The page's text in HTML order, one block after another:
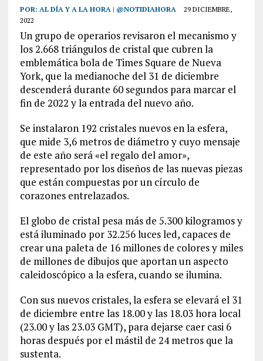
POR: AL DÍA Y A LA HORA | @NOTIDIAHORA
29 DICIEMBRE,
2022
Un grupo de operarios revisaron el mecanismo y
los 2.668 triángulos de cristal que cubren la
emblemática bola de Times Square de Nueva
York, que la medianoche del 31 de diciembre
descenderá durante 60 segundos para marcar el
fin de 2022 y la entrada del nuevo año.
Se instalaron 192 cristales nuevos en la esfera,
que mide 3,6 metros de diámetro y cuyo mensaje
de este año será «el regalo del amor»,
representado por los diseños de las nuevas piezas
que están compuestas por un círculo de
corazones entrelazados.
El globo de cristal pesa más de 5.300 kilogramos y
está iluminado por 32.256 luces led, capaces de
crear una paleta de 16 millones de colores y miles
de millones de dibujos que aportan un aspecto
caleidoscópico a la esfera, cuando se ilumina.
Con sus nuevos cristales, la esfera se elevará el 31
de diciembre entre las 18.00 y las 18.03 hora local
(23.00 y las 23.03 GMT), para dejarse caer casi 6
horas después por el mástil de 24 metros que la
sustenta.